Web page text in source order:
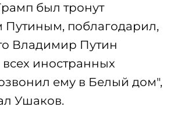
был тронут
Путиным, поблагодарил,
Владимир Путин
иностранных
ему в Белый дом",
Ушаков.